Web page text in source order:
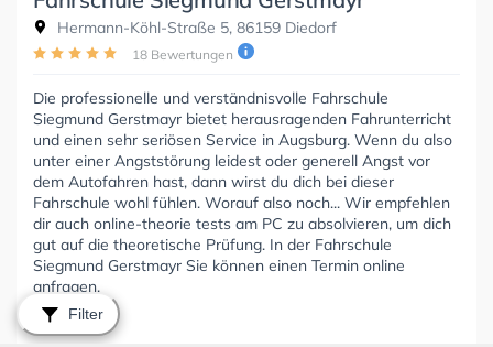
Filter
Hermann-Köhl-Straße 5, 86159 Diedorf
18 Bewertungen
Die professionelle und verständnisvolle Fahrschule
Siegmund Gerstmayr bietet herausragenden Fahrunterricht
und einen sehr seriösen Service in Augsburg. Wenn du also
unter einer Angststörung leidest oder generell Angst vor
dem Autofahren hast, dann wirst du dich bei dieser
Fahrschule wohl fühlen. Worauf also noch... Wir empfehlen
dir auch online-theorie tests am PC zu absolvieren, um dich
gut auf die theoretische Prüfung. In der Fahrschule
Siegmund Gerstmayr Sie können einen Termin online
anfragen.
German